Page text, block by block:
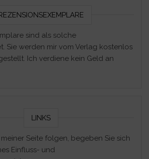
sind als solche
Sie werden mir vom Verlag kostenlos
Ich verdiene kein Geld an
LINKS
Seite folgen, begeben Sie sich
Einfluss- und